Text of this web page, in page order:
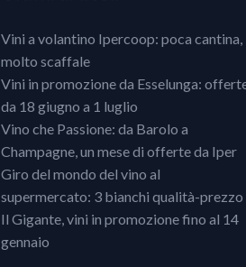
Vini a volantino Ipercoop: poca cantina,
molto scaffale
Vini in promozione da Esselunga:
da 18 giugno a 1 luglio
Vino che Passione: da Barolo a
Champagne, un mese di offerte da Iper
Giro del mondo del vino al
supermercato: 3 bianchi qualità-prezzo
Il Gigante, vini in promozione fino al 14
gennaio